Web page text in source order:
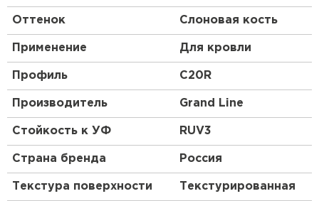
Оттенок Слоновая кость
Применение Для кровли
Профиль C20R
Производитель Grand Line
Стойкость к УФ RUV3
Страна бренда Россия
Текстура поверхности Текстурированная